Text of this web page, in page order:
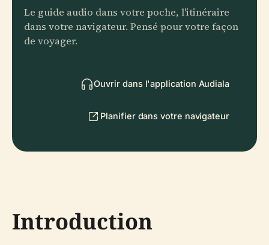
Le guide audio dans votre poche, l'itinéraire
dans votre navigateur. Pensé pour votre façon
de voyager.
Ouvrir dans l'application Audiala
Planifier dans votre navigateur
Introduction